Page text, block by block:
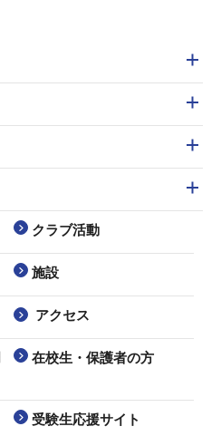
クラブ活動
施設
アクセス
在校生・保護者の方
受験生応援サイト